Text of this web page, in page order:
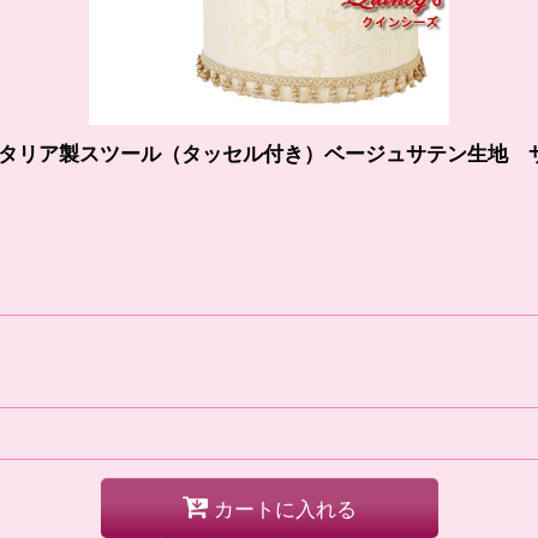
ア製スツール（タッセル付き）ベージュサテン生地
カートに入れる